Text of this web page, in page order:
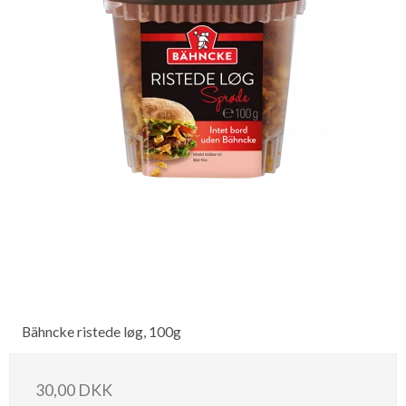
Bähncke ristede løg, 100g
30,00 DKK